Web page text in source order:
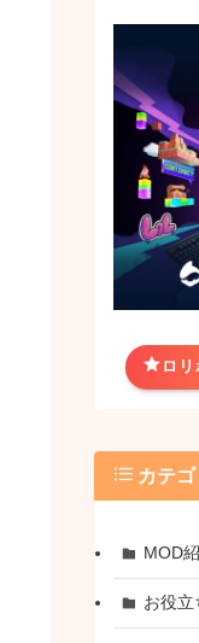
ロ
カテ
MOD
お役立